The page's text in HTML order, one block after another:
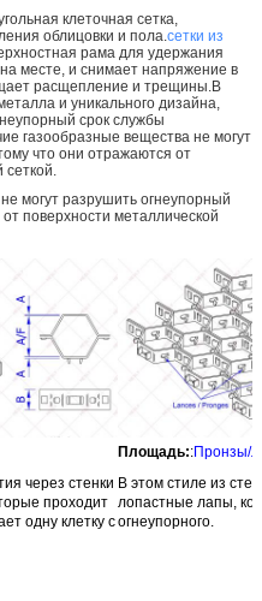
клеточная сетка,
облицовки и пола.сетки из
рама для удержания
месте, и снимает напряжение в
расщепление и трещины.В
и уникального дизайна,
срок службы
газообразные вещества не могут
что они отражаются от
сеткой.
могут разрушить огнеупорный
поверхности металлической
через стенки
проходит
одну клетку с
Площадь::Пронзы/
В этом стиле из
лопастные лапы,
огнеупорного.